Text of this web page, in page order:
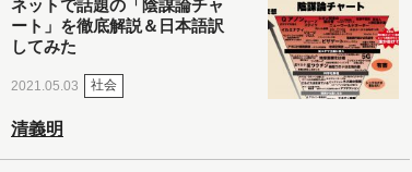
ネットで話題の「陰謀論チャ
ート」を徹底解説＆日本語訳
してみた
2021.05.03 社会
清義明